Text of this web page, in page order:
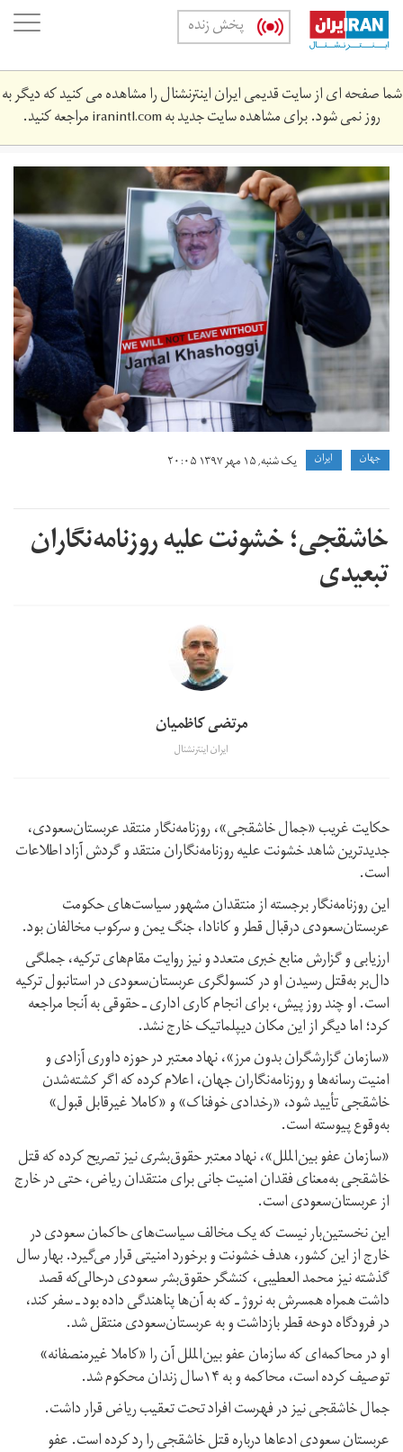
Skip
main
content
پخش زنده
شما صفحه ای از سایت قدیمی ایران اینترنشنال را مشاهده می کنید که دیگر به
روز نمی شود. برای مشاهده سایت جدید بهiranintl.comمراجعه کنید.
2018-
10-
politics-
dissident.jpg
جهان ايران یک شنبه, ۱۵ مهر ۱۳۹۷ ۲۰:۰۵
خاشقجی؛ خشونت علیه روزنامه‌نگاران
تبعیدی
مرتضی کاظمیان
ایران اینترنشنال
حکایت غریب «جمال خاشقجی»، روزنامه‌نگار منتقد عربستان‌سعودی،
جدیدترین شاهد خشونت علیه روزنامه‌نگاران منتقد و گردش آزاد اطلاعات
است.
این روزنامه‌نگار برجسته از منتقدان مشهور سیاست‌های حکومت
عربستان‌سعودی درقبال قطر و کانادا، جنگ یمن و سرکوب مخالفان بود.
ارزیابی و گزارش منابع خبری متعدد و نیز روایت مقام‌های ترکیه، جملگی
دال‌بر به‌قتل‌ رسیدن او در کنسولگری عربستان‌سعودی در استانبول ترکیه
است. او چند روز پیش، برای انجام کاری اداری ـ حقوقی به آنجا مراجعه
کرد؛ اما دیگر از این مکان دیپلماتیک خارج نشد.
«سازمان گزارشگران بدون مرز»، نهاد معتبر در حوزه داوری آزادی و
امنیت رسانه‌ها و روزنامه‌نگاران جهان، اعلام کرده که اگر کشته‌شدن
خاشقجی تأیید شود، «رخدادی خوفناک» و «کاملا غیرقابل قبول»
به‌وقوع پیوسته است.
«سازمان عفو بین‌الملل»، نهاد معتبر حقوق‌بشری نیز تصریح کرده که قتل
خاشقجی به‌معنای فقدان امنیت جانی برای منتقدان ریاض، حتی در خارج
از عربستان‌سعودی است.
این نخستین‌بار نیست که یک مخالف سیاست‌های حاکمان سعودی در
خارج از این کشور، هدف خشونت و برخورد امنیتی قرار می‌گیرد. بهار سال
گذشته نیز محمد العطیبی، کنشگر حقوق‌بشر سعودی در‌حالی‌که قصد
داشت همراه همسرش به نروژ ـ که به آن‌ها پناهندگی داده بود ـ سفر کند،
در فرودگاه دوحه قطر بازداشت و به عربستان‌سعودی منتقل شد.
او در محاکمه‌ای که سازمان عفو بین‌الملل آن را «کاملا غیرمنصفانه»
توصیف کرده است، محاکمه و به ۱۴سال زندان محکوم شد.
جمال خاشقجی نیز در فهرست افراد تحت تعقیب ریاض قرار داشت.
عربستان سعودی ادعاها درباره قتل خاشقجی را رد کرده‌ است. عفو